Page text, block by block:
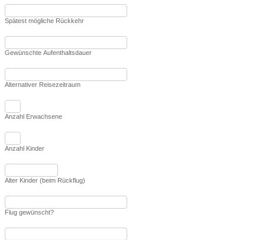
Spätest mögliche Rückkehr
Gewünschte Aufenthaltsdauer
Alternativer Reisezeitraum
Anzahl Erwachsene
Anzahl Kinder
Alter Kinder (beim Rückflug)
Flug gewünscht?